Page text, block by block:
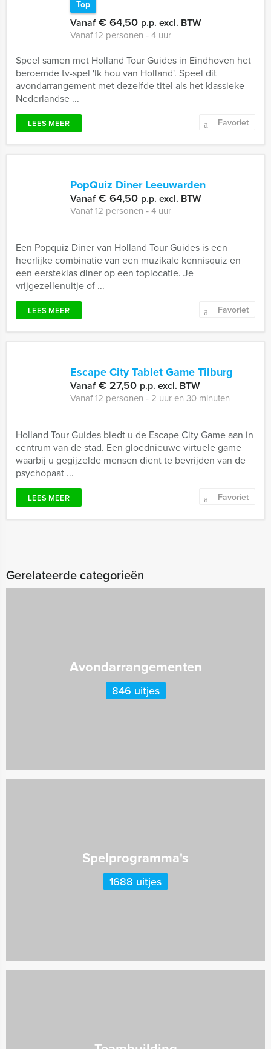
Top
Vanaf€ 64,50 p.p. excl. BTW
Vanaf 12 personen ‐ 4 uur
Speel samen met Holland Tour Guides in Eindhoven het
beroemde tv-spel 'Ik hou van Holland'. Speel dit
avondarrangement met dezelfde titel als het klassieke
Nederlandse ...
LEES MEER Favoriet
PopQuiz Diner Leeuwarden
Vanaf€ 64,50 p.p. excl. BTW
Vanaf 12 personen ‐ 4 uur
Een Popquiz Diner van Holland Tour Guides is een
heerlijke combinatie van een muzikale kennisquiz en
een eersteklas diner op een toplocatie. Je
vrijgezellenuitje of ...
LEES MEER Favoriet
Escape City Tablet Game Tilburg
Vanaf€ 27,50 p.p. excl. BTW
Vanaf 12 personen ‐ 2 uur en 30 minuten
Holland Tour Guides biedt u de Escape City Game aan in
centrum van de stad. Een gloednieuwe virtuele game
waarbij u gegijzelde mensen dient te bevrijden van de
psychopaat ...
LEES MEER Favoriet
Gerelateerde categorieën
Avondarrangementen
846 uitjes
Spelprogramma's
1688 uitjes